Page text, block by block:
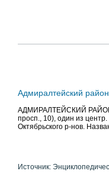
Адмиралтейский район
АДМИРАЛТЕЙСКИЙ РАЙОН,
просп., 10), один из
Октябрьского р-нов.
Источник: